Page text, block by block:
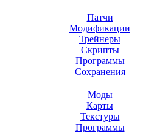
Патчи
Модификации
Трейнеры
Скрипты
Программы
Сохранения
Моды
Карты
Текстуры
Программы